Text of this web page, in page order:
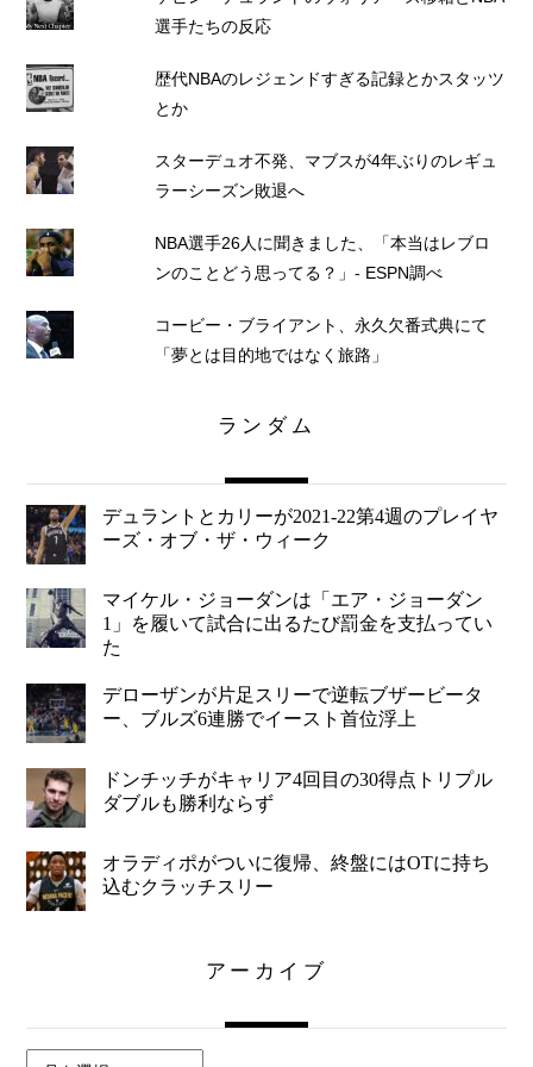
選手たちの反応
歴代NBAのレジェンドすぎる記録とかスタッツ
とか
スターデュオ不発、マブスが4年ぶりのレギュ
ラーシーズン敗退へ
NBA選手26人に聞きました、「本当はレブロ
ンのことどう思ってる？」- ESPN調べ
コービー・ブライアント、永久欠番式典にて
「夢とは目的地ではなく旅路」
ランダム
デュラントとカリーが2021-22第4週のプレイヤ
ーズ・オブ・ザ・ウィーク
マイケル・ジョーダンは「エア・ジョーダン
1」を履いて試合に出るたび罰金を支払ってい
た
デローザンが片足スリーで逆転ブザービータ
ー、ブルズ6連勝でイースト首位浮上
ドンチッチがキャリア4回目の30得点トリプル
ダブルも勝利ならず
オラディポがついに復帰、終盤にはOTに持ち
込むクラッチスリー
アーカイブ